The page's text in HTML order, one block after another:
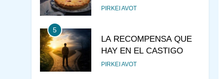
PIRKEI AVOT
5
LA RECOMPENSA QUE
HAY EN EL CASTIGO
PIRKEI AVOT